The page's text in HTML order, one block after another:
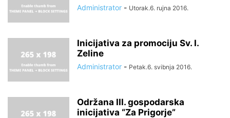
Administrator - Utorak.6. rujna 2016.
Inicijativa za promociju Sv. I.
Zeline
Administrator - Petak.6. svibnja 2016.
Održana III. gospodarska
inicijativa “Za Prigorje”